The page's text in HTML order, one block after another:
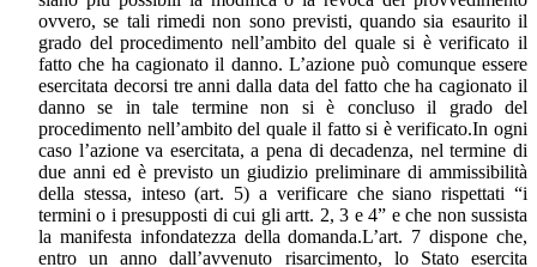
ovvero, se tali rimedi non sono previsti, quando sia esaurito il
grado del procedimento nell’ambito del quale si è verificato il
fatto che ha cagionato il danno. L’azione può comunque essere
esercitata decorsi tre anni dalla data del fatto che ha cagionato il
danno se in tale termine non si è concluso il grado del
procedimento nell’ambito del quale il fatto si è verificato.In ogni
caso l’azione va esercitata, a pena di decadenza, nel termine di
due anni ed è previsto un giudizio preliminare di ammissibilità
della stessa, inteso (art. 5) a verificare che siano rispettati “i
termini o i presupposti di cui gli artt. 2, 3 e 4” e che non sussista
la manifesta infondatezza della domanda.L’art. 7 dispone che,
entro un anno dall’avvenuto risarcimento, lo Stato esercita